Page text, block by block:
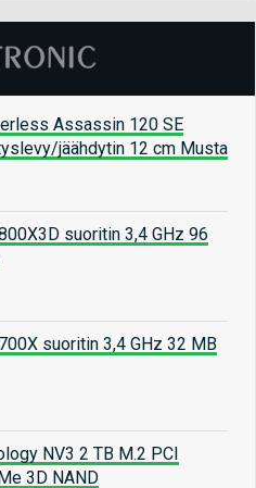
Assassin 120 SE
jäähdytin 12 cm Musta
suoritin 3,4 GHz 96
suoritin 3,4 GHz 32 MB
NV3 2 TB M.2 PCI
3D NAND